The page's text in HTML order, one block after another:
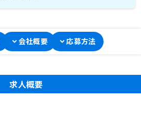
会社概要 応募方法
求人概要